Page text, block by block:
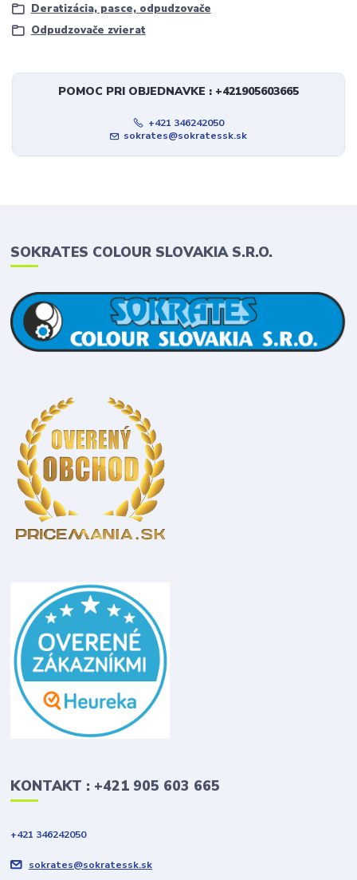
Deratizácia, pasce, odpudzovače
Odpudzovače zvierat
POMOC PRI OBJEDNAVKE : +421905603665
+421 346242050
sokrates@sokratessk.sk
SOKRATES COLOUR SLOVAKIA S.R.O.
KONTAKT : +421 905 603 665
+421 346242050
sokrates@sokratessk.sk